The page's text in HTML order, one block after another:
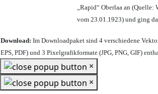
„Rapid“ Oberlaa an (Quelle:
vom 23.01.1923) und ging
Download: Im Downloadpaket sind 4 verschiedene
EPS, PDF) und 3 Pixelgrafikformate (JPG, PNG, GIF)
×
×